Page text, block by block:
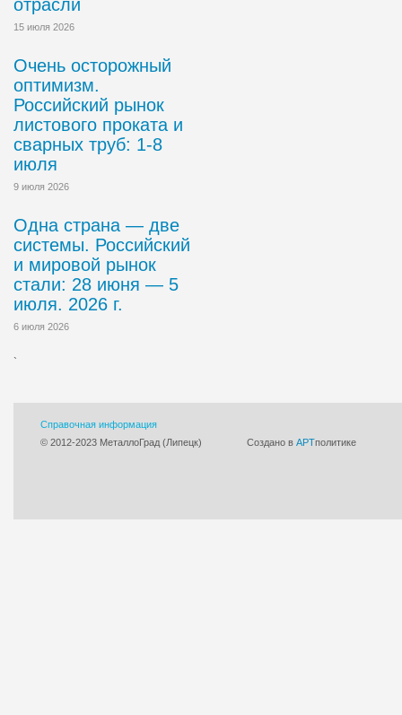
отрасли
15 июля 2026
Очень осторожный
оптимизм.
Российский рынок
листового проката и
сварных труб: 1-8
июля
9 июля 2026
Одна страна — две
системы. Российский
и мировой рынок
стали: 28 июня — 5
июля. 2026 г.
6 июля 2026
`
Справочная информация
Cоздано в АРТполитике
© 2012-2023 МеталлоГрад (Липецк)